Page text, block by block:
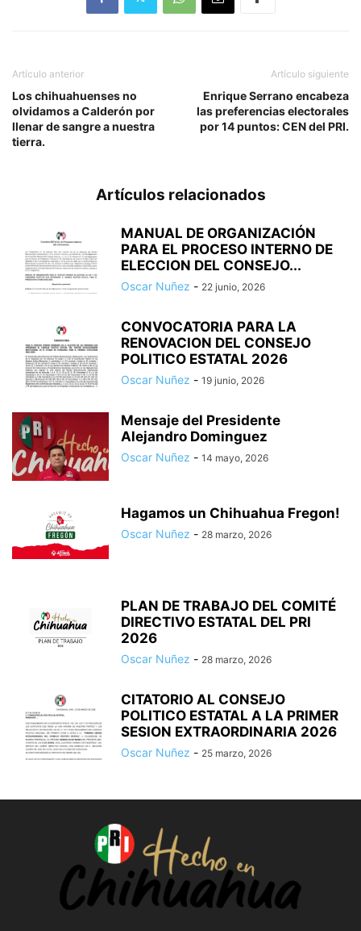
Artículo anterior
Los chihuahuenses no
olvidamos a Calderón por
llenar de sangre a nuestra
tierra.
Artículo siguiente
Enrique Serrano encabeza
las preferencias electorales
por 14 puntos: CEN del PRI.
Artículos relacionados
MANUAL DE ORGANIZACIÓN
PARA EL PROCESO INTERNO DE
ELECCION DEL CONSEJO...
Oscar Nuñez - 22 junio, 2026
CONVOCATORIA PARA LA
RENOVACION DEL CONSEJO
POLITICO ESTATAL 2026
Oscar Nuñez - 19 junio, 2026
Mensaje del Presidente
Alejandro Dominguez
Oscar Nuñez - 14 mayo, 2026
Hagamos un Chihuahua Fregon!
Oscar Nuñez - 28 marzo, 2026
PLAN DE TRABAJO DEL COMITÉ
DIRECTIVO ESTATAL DEL PRI
2026
Oscar Nuñez - 28 marzo, 2026
CITATORIO AL CONSEJO
POLITICO ESTATAL A LA PRIMER
SESION EXTRAORDINARIA 2026
Oscar Nuñez - 25 marzo, 2026